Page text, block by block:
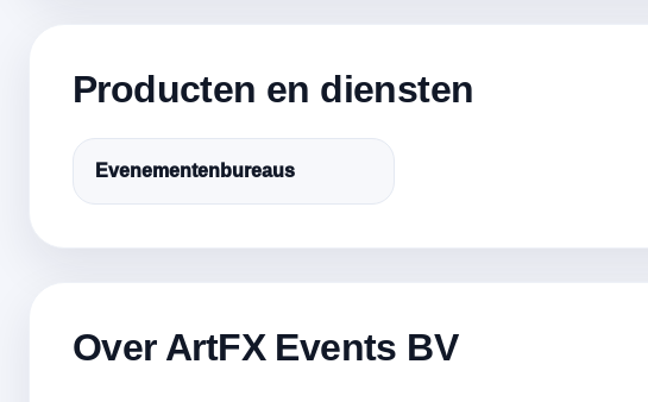
Producten en diensten
Evenementenbureaus
Over ArtFX Events BV